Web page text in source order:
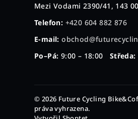
Mezi Vodami 2390/41, 143
Telefon: +420 604 882 876
E-mail:
Po–Pá: 9:00 – 18:00 Středa:
© 2026 Future Cycling
práva vyhrazena.